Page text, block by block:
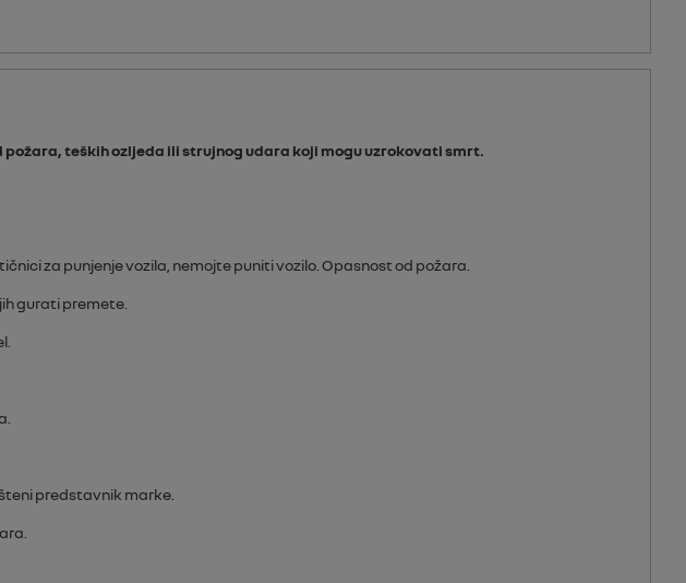
požara, teških ozljeda ili strujnog udara koji mogu uzrokovati smrt.
za punjenje vozila, nemojte puniti vozilo. Opasnost od požara.
gurati premete.
predstavnik marke.